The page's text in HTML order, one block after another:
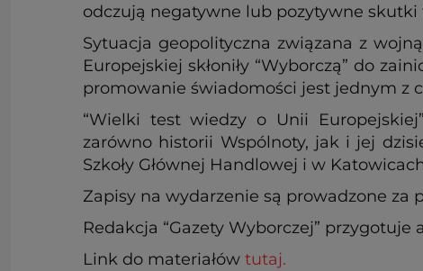
odczują negatywne lub pozytywne
Sytuacja geopolityczna związana z
Europejskiej skłoniły “Wyborczą” do
promowanie świadomości jest jednym z
“Wielki test wiedzy o Unii
zarówno historii Wspólnoty, jak i jej
Szkoły Głównej Handlowej i w
Zapisy na wydarzenie są prowadzone za
Redakcja “Gazety Wyborczej”
Link do materiałów tutaj.